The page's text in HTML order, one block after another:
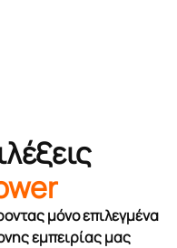
μόνο επιλεγμένα
εμπειρίας μας